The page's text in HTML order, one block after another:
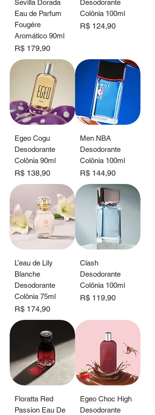
Sevilla Dorada
Eau de Parfum
Fougére
Aromático 90ml
Preço
R$ 179,90
Desodorante
Colônia 100ml
Preço
R$ 124,90
Egeo Cogu
Desodorante
Colônia 90ml
Preço
R$ 138,90
Men NBA
Desodorante
Colônia 100ml
Preço
R$ 144,90
L’eau de Lily
Blanche
Desodorante
Colônia 75ml
Preço
R$ 174,90
Clash
Desodorante
Colônia 100ml
Preço
R$ 119,90
Floratta Red
Passion Eau De
Egeo Choc High
Desodorante